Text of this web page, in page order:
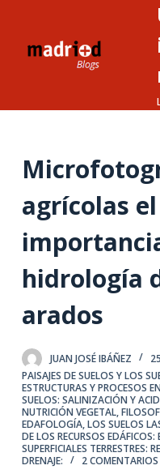
o
n
n
o
agrícolas
hidrología
arados
JUAN JOSÉ IBÁÑEZ
PAISAJES DE SUELOS Y LOS
ESTRUCTURAS Y PROCESOS
SUELOS: SALINIZACIÓN Y
NUTRICIÓN VEGETAL,
EDAFOLOGÍA,LOS SUELOS
DE LOS RECURSOS EDÁFICOS:
SUPERFICIALES TERRESTRES:
DRENAJE:
2 COMENTARIOS